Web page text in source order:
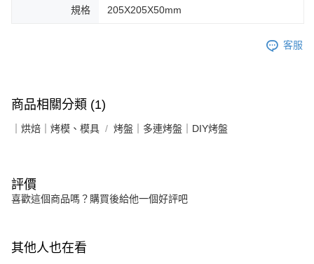
規格 205X205X50mm
客服
商品相關分類 (1)
｜烘焙｜烤模、模具 烤盤｜多連烤盤｜DIY烤盤
評價
喜歡這個商品嗎？購買後給他一個好評吧
其他人也在看